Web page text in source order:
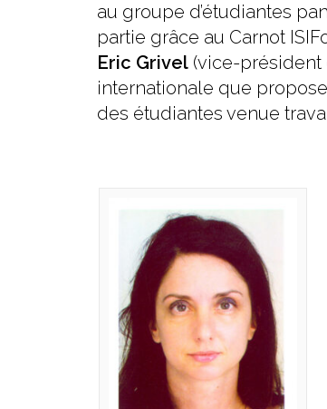
au groupe d’étudiantes
partie grâce au Carnot
Eric Grivel (vice-président
internationale que
des étudiantes venue